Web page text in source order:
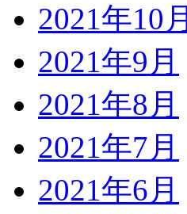
2021年10月
2021年9月
2021年8月
2021年7月
2021年6月